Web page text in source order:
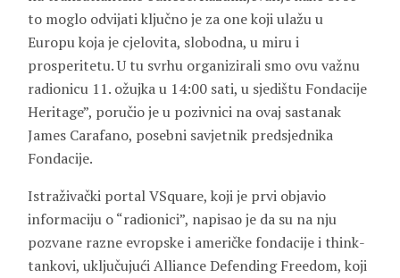
to moglo odvijati ključno je za one koji ulažu u
Europu koja je cjelovita, slobodna, u miru i
prosperitetu. U tu svrhu organizirali smo ovu važnu
radionicu 11. ožujka u 14:00 sati, u sjedištu Fondacije
Heritage”, poručio je u pozivnici na ovaj sastanak
James Carafano, posebni savjetnik predsjednika
Fondacije.
Istraživački portal VSquare, koji je prvi objavio
informaciju o “radionici”, napisao je da su na nju
pozvane razne evropske i američke fondacije i think-
tankovi, uključujući Alliance Defending Freedom, koji